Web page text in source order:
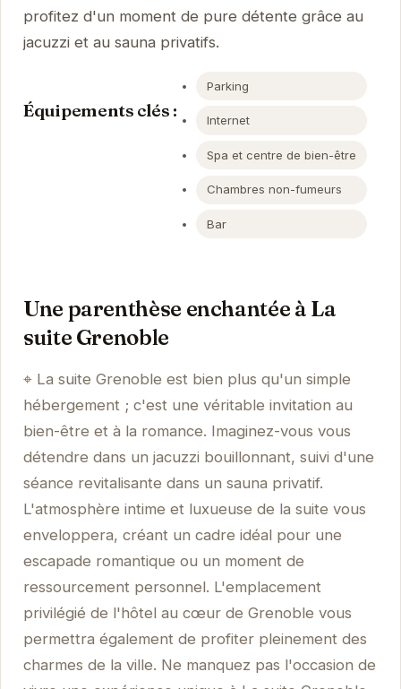
profitez d'un moment de pure détente grâce au
jacuzzi et au sauna privatifs.
Équipements clés :
Parking
Internet
Spa et centre de bien-être
Chambres non-fumeurs
Bar
Une parenthèse enchantée à La
suite Grenoble
La suite Grenoble est bien plus qu'un simple
hébergement ; c'est une véritable invitation au
bien-être et à la romance. Imaginez-vous vous
détendre dans un jacuzzi bouillonnant, suivi d'une
séance revitalisante dans un sauna privatif.
L'atmosphère intime et luxueuse de la suite vous
enveloppera, créant un cadre idéal pour une
escapade romantique ou un moment de
ressourcement personnel. L'emplacement
privilégié de l'hôtel au cœur de Grenoble vous
permettra également de profiter pleinement des
charmes de la ville. Ne manquez pas l'occasion de